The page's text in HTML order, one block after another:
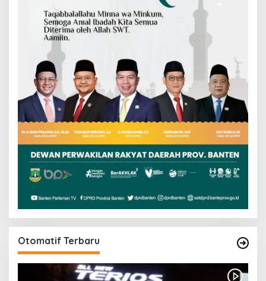
Otomatif Terbaru